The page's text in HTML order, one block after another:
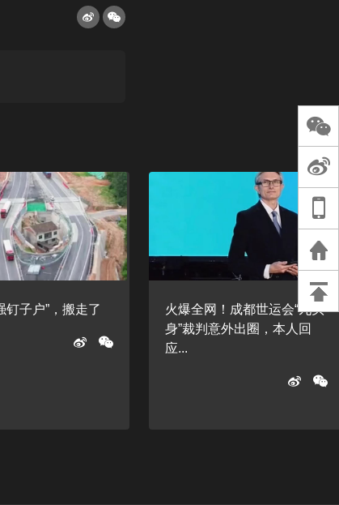
谈过去 谈谈未来
天桥艺术中心一
演出，国际项目
重庆一高校学生
死，官方通报：
刑案，网传遗体
等信息不实
钉子户”，搬走了
火爆全网！成都世运会“九头
身”裁判意外出圈，本人回
应...